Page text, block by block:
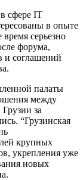
сфере IT
в опыте
серьезно
форума,
и соглашений
палаты
между
за
“Грузинская
крупных
укрепления уже
новых